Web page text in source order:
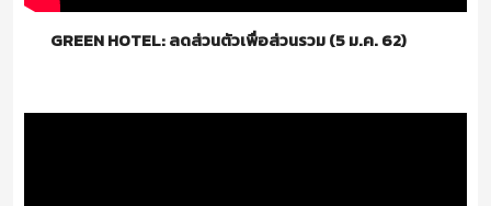
GREEN HOTEL: ลดส่วนตัวเพื่อส่วนรวม (5 ม.ค. 62)